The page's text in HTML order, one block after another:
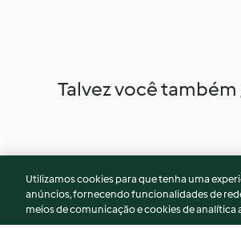
Talvez você também
Utilizamos cookies para que tenha uma
anúncios, fornecendo funcionalidades de
meios de comunicação e cookies de analítica